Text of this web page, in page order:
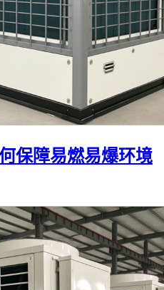
保障易燃易爆环境